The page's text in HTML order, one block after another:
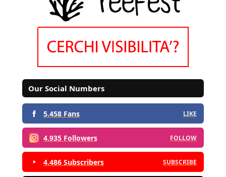
Our Social Numbers
5.458 Fans LIKE
4.935 Followers FOLLOW
4.486 Subscribers SUBSCRIBE